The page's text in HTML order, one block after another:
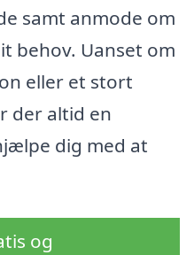
samt anmode om
behov. Uanset om
eller et stort
der altid en
dig med at
og